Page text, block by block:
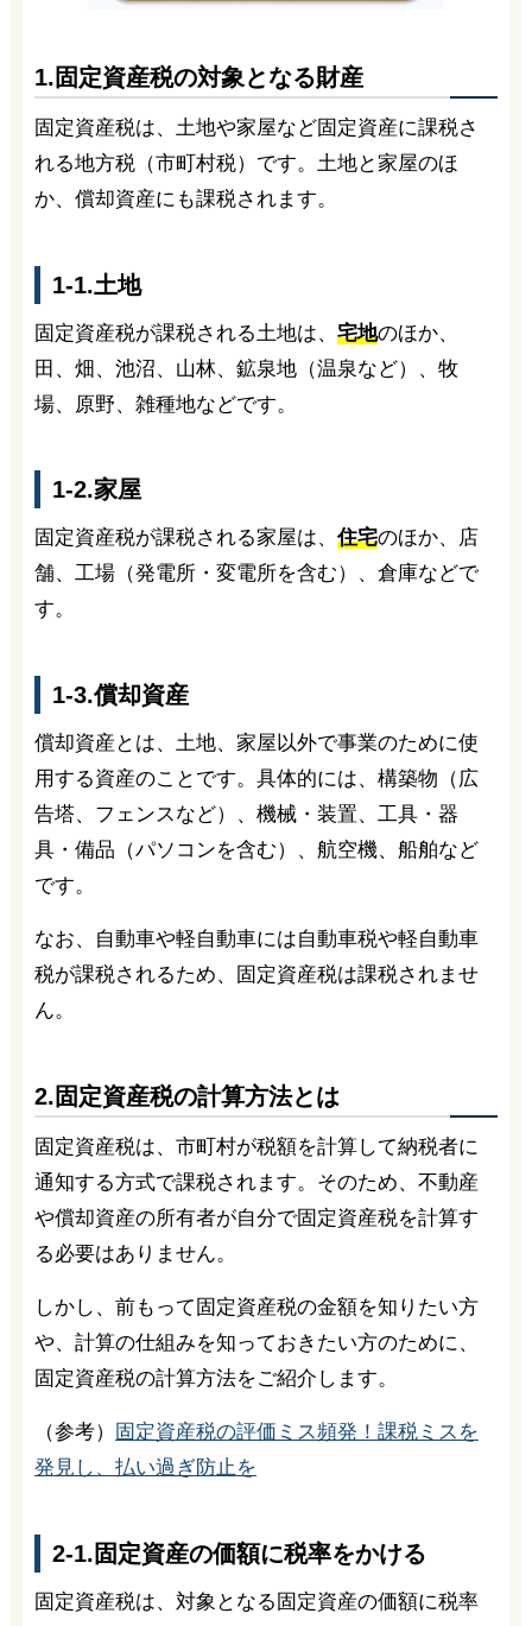
1.固定資産税の対象となる財産
固定資産税は、土地や家屋など固定資産に課税さ
れる地方税（市町村税）です。土地と家屋のほ
か、償却資産にも課税されます。
1-1.土地
固定資産税が課税される土地は、 宅地のほか、
田、畑、池沼、山林、鉱泉地（温泉など）、牧
場、原野、雑種地などです。
1-2.家屋
固定資産税が課税される家屋は、住宅のほか、店
舗、工場（発電所・変電所を含む）、倉庫などで
す。
1-3.償却資産
償却資産とは、土地、家屋以外で事業のために使
用する資産のことです。具体的には、構築物（広
告塔、フェンスなど）、機械・装置、工具・器
具・備品（パソコンを含む）、航空機、船舶など
です。
なお、自動車や軽自動車には自動車税や軽自動車
税が課税されるため、固定資産税は課税されませ
ん。
2.固定資産税の計算方法とは
固定資産税は、市町村が税額を計算して納税者に
通知する方式で課税されます。そのため、不動産
や償却資産の所有者が自分で固定資産税を計算す
る必要はありません。
しかし、前もって固定資産税の金額を知りたい方
や、計算の仕組みを知っておきたい方のために、
固定資産税の計算方法をご紹介します。
（参考）
固定資産税の評価ミス頻発！課税ミスを
発見し、払い過ぎ防止を
2-1.固定資産の価額に税率をかける
固定資産税は、対象となる固定資産の価額に税率